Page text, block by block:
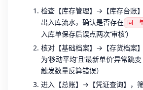
检查【库存管理】→【库存台账
出入库流水，确认是否存在
同一
入库单保存后误点两次‘审核’）
核对【基础档案】→【存货档案】
为‘移动平均’且‘最新单价’异常跳
触发数量反算错误）
进入【总账】→【凭证查询】，